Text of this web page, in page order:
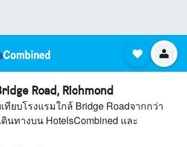
Road, Richmond
ทียบโรงแรมใกล้ Bridge Roadจากกว่า
ดินทางบน HotelsCombined และ